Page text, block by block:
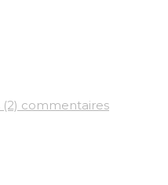
(2) commentaires